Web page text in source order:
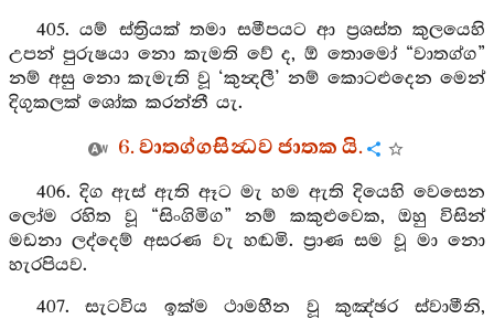
405. යම් ස්ත්‍රියක් තමා සමීපයට ආ ප්‍රශස්ත කුලයෙහි
උපන් පුරුෂයා නො කැමති වේ ද, ඕ තොමෝ “වාතග්ග”
නම් අසු නො කැමැති වූ ‘කුන්‍දලී’ නම් කොටළුදෙන මෙන්
දිගුකලක් ශෝක කරන්නී යැ.
6. වාතග්ගසින්‍ධව ජාතක යි.
406. දිග ඇස් ඇති ඈට මැ හම ඇති දියෙහි වෙසෙන
ලෝම රහිත වූ “සිංගිමිග” නම් කකුළුවෙක, ඔහු විසින්
මඩනා ලද්දෙම් අසරණ වැ හඬමි. ප්‍රාණ සම වූ මා නො
හැරපියව.
407. සැටවිය ඉක්ම ථාමහීන වූ කුඤ්ඡර ස්වාමීනි,